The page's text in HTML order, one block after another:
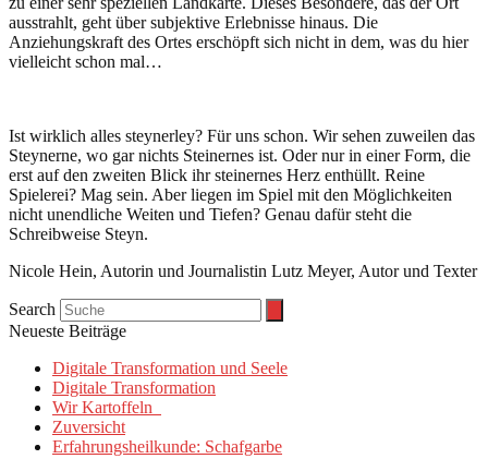
ausstrahlt, geht über subjektive Erlebnisse hinaus. Die
Anziehungskraft des Ortes erschöpft sich nicht in dem, was du hier
vielleicht schon mal…
Ist wirklich alles steynerley? Für uns schon. Wir sehen zuweilen das
Steynerne, wo gar nichts Steinernes ist. Oder nur in einer Form, die
erst auf den zweiten Blick ihr steinernes Herz enthüllt. Reine
Spielerei? Mag sein. Aber liegen im Spiel mit den Möglichkeiten
nicht unendliche Weiten und Tiefen? Genau dafür steht die
Schreibweise Steyn.
Nicole Hein, Autorin und Journalistin Lutz Meyer, Autor und Texter
Search
Neueste Beiträge
Digitale Transformation und Seele
Digitale Transformation
Wir Kartoffeln
Zuversicht
Erfahrungsheilkunde: Schafgarbe